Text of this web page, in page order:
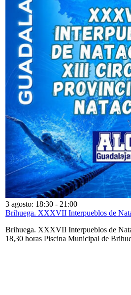
3 agosto: 18:30 - 21:00
Brihuega. XXXVII Interpueblos de
Brihuega. XXXVII Interpueblos de
18,30 horas Piscina Municipal de